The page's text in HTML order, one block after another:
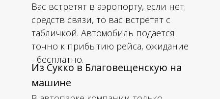
Вас встретят в аэропорту, если нет
средств связи, то вас встретят с
табличкой. Автомобиль подается
точно к прибытию рейса, ожидание
- бесплатно.
Из Сукко в Благовещенскую на
машине